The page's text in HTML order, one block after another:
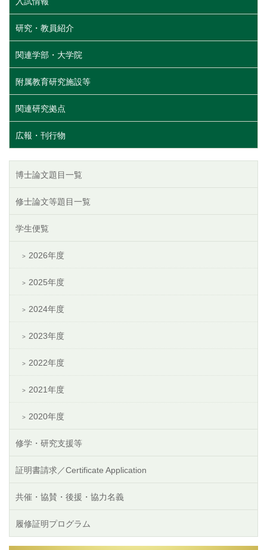
研究・教員紹介
関連学部・大学院
附属教育研究施設等
関連研究拠点
広報・刊行物
博士論文題目一覧
修士論文等題目一覧
学生便覧
2026年度
2025年度
2024年度
2023年度
2022年度
2021年度
2020年度
修学・研究支援等
証明書請求／Certificate Application
共催・協賛・後援・協力名義
履修証明プログラム